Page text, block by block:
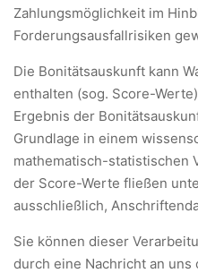
Zahlungsmöglichkeit im
Forderungsausfallrisiken
Die Bonitätsauskunft kann
enthalten (sog. Score-
Ergebnis der
Grundlage in einem
mathematisch-statistischen
der Score-Werte fließen
ausschließlich,
Sie können dieser
durch eine Nachricht an